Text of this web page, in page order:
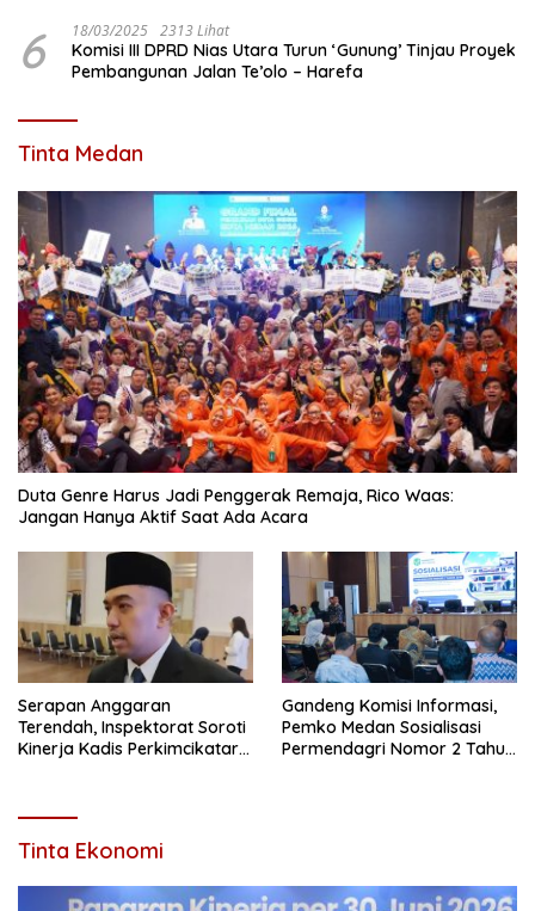
6 18/03/2025 2313 Lihat
Komisi III DPRD Nias Utara Turun ‘Gunung’ Tinjau Proyek
Pembangunan Jalan Te’olo – Harefa
Tinta Medan
Duta Genre Harus Jadi Penggerak Remaja, Rico Waas:
Jangan Hanya Aktif Saat Ada Acara
Serapan Anggaran
Terendah, Inspektorat Soroti
Kinerja Kadis Perkimcikataru
Gandeng Komisi Informasi,
Pemko Medan Sosialisasi
Permendagri Nomor 2 Tahun
Tinta Ekonomi